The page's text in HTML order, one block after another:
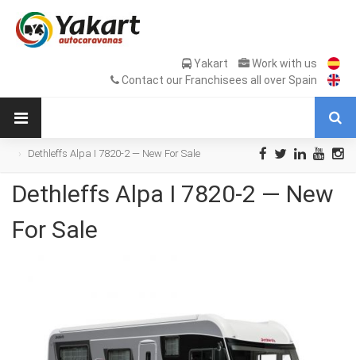
Yakart
Work with us
Contact our Franchisees all over Spain
Dethleffs Alpa I 7820-2 — New For Sale
Dethleffs Alpa I 7820-2 — New
For Sale